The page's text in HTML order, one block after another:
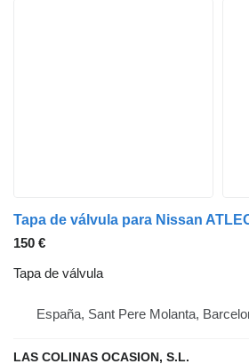
Tapa de válvula para Nissan
150 €
Tapa de válvula
España, Sant Pere Molanta,
LAS COLINAS OCASION, S.L.